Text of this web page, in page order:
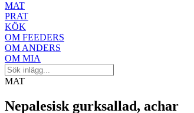
MAT
PRAT
KÖK
OM FEEDERS
OM ANDERS
OM MIA
MAT
Nepalesisk gurksallad, achar